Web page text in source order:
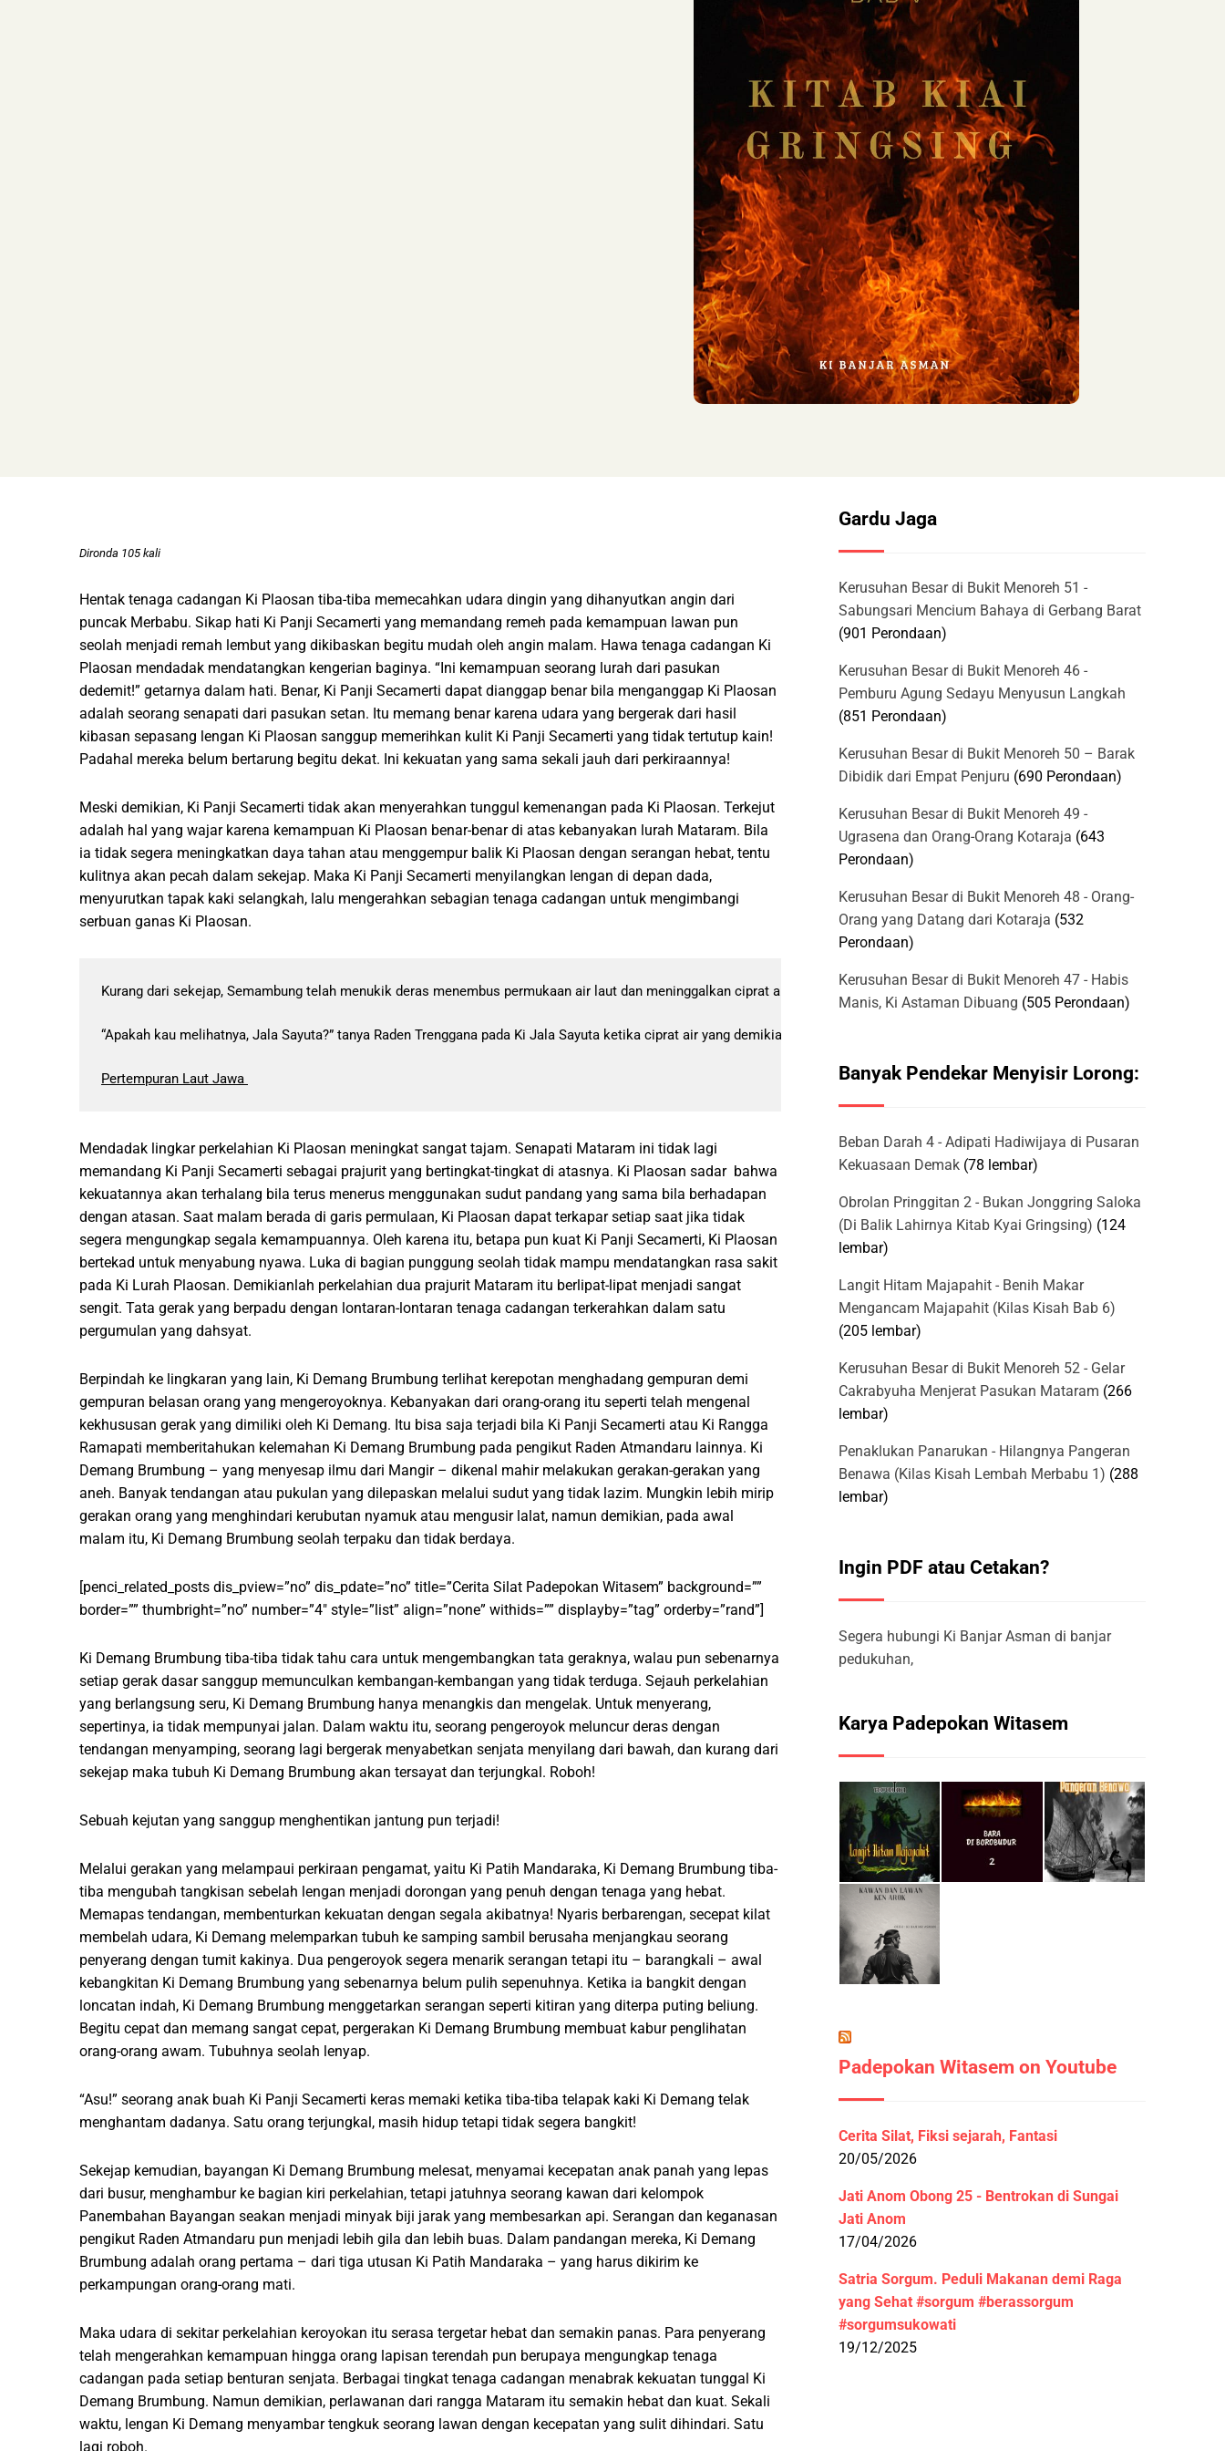
Dironda 105 kali
Hentak tenaga cadangan Ki Plaosan tiba-tiba memecahkan udara dingin yang dihanyutkan angin dari
puncak Merbabu. Sikap hati Ki Panji Secamerti yang memandang remeh pada kemampuan lawan pun
seolah menjadi remah lembut yang dikibaskan begitu mudah oleh angin malam. Hawa tenaga cadangan Ki
Plaosan mendadak mendatangkan kengerian baginya. “Ini kemampuan seorang lurah dari pasukan
dedemit!” getarnya dalam hati. Benar, Ki Panji Secamerti dapat dianggap benar bila menganggap Ki Plaosan
adalah seorang senapati dari pasukan setan. Itu memang benar karena udara yang bergerak dari hasil
kibasan sepasang lengan Ki Plaosan sanggup memerihkan kulit Ki Panji Secamerti yang tidak tertutup kain!
Padahal mereka belum bertarung begitu dekat. Ini kekuatan yang sama sekali jauh dari perkiraannya!
Meski demikian, Ki Panji Secamerti tidak akan menyerahkan tunggul kemenangan pada Ki Plaosan. Terkejut
adalah hal yang wajar karena kemampuan Ki Plaosan benar-benar di atas kebanyakan lurah Mataram. Bila
ia tidak segera meningkatkan daya tahan atau menggempur balik Ki Plaosan dengan serangan hebat, tentu
kulitnya akan pecah dalam sekejap. Maka Ki Panji Secamerti menyilangkan lengan di depan dada,
menyurutkan tapak kaki selangkah, lalu mengerahkan sebagian tenaga cadangan untuk mengimbangi
serbuan ganas Ki Plaosan.
Kurang dari sekejap, Semambung telah menukik deras menembus permukaan air laut dan meninggalkan ciprat air setinggi pohon kelapa. Kini Semambung telah menyelam jauh di
“Apakah kau melihatnya, Jala Sayuta?” tanya Raden Trenggana pada Ki Jala Sayuta ketika ciprat air yang demikian tinggi itu tertangkap oleh penglihatannya.
Pertempuran Laut Jawa
Mendadak lingkar perkelahian Ki Plaosan meningkat sangat tajam. Senapati Mataram ini tidak lagi
memandang Ki Panji Secamerti sebagai prajurit yang bertingkat-tingkat di atasnya. Ki Plaosan sadar bahwa
kekuatannya akan terhalang bila terus menerus menggunakan sudut pandang yang sama bila berhadapan
dengan atasan. Saat malam berada di garis permulaan, Ki Plaosan dapat terkapar setiap saat jika tidak
segera mengungkap segala kemampuannya. Oleh karena itu, betapa pun kuat Ki Panji Secamerti, Ki Plaosan
bertekad untuk menyabung nyawa. Luka di bagian punggung seolah tidak mampu mendatangkan rasa sakit
pada Ki Lurah Plaosan. Demikianlah perkelahian dua prajurit Mataram itu berlipat-lipat menjadi sangat
sengit. Tata gerak yang berpadu dengan lontaran-lontaran tenaga cadangan terkerahkan dalam satu
pergumulan yang dahsyat.
Berpindah ke lingkaran yang lain, Ki Demang Brumbung terlihat kerepotan menghadang gempuran demi
gempuran belasan orang yang mengeroyoknya. Kebanyakan dari orang-orang itu seperti telah mengenal
kekhususan gerak yang dimiliki oleh Ki Demang. Itu bisa saja terjadi bila Ki Panji Secamerti atau Ki Rangga
Ramapati memberitahukan kelemahan Ki Demang Brumbung pada pengikut Raden Atmandaru lainnya. Ki
Demang Brumbung – yang menyesap ilmu dari Mangir – dikenal mahir melakukan gerakan-gerakan yang
aneh. Banyak tendangan atau pukulan yang dilepaskan melalui sudut yang tidak lazim. Mungkin lebih mirip
gerakan orang yang menghindari kerubutan nyamuk atau mengusir lalat, namun demikian, pada awal
malam itu, Ki Demang Brumbung seolah terpaku dan tidak berdaya.
[penci_related_posts dis_pview=”no” dis_pdate=”no” title=”Cerita Silat Padepokan Witasem” background=””
border=”” thumbright=”no” number=”4″ style=”list” align=”none” withids=”” displayby=”tag” orderby=”rand”]
Ki Demang Brumbung tiba-tiba tidak tahu cara untuk mengembangkan tata geraknya, walau pun sebenarnya
setiap gerak dasar sanggup memunculkan kembangan-kembangan yang tidak terduga. Sejauh perkelahian
yang berlangsung seru, Ki Demang Brumbung hanya menangkis dan mengelak. Untuk menyerang,
sepertinya, ia tidak mempunyai jalan. Dalam waktu itu, seorang pengeroyok meluncur deras dengan
tendangan menyamping, seorang lagi bergerak menyabetkan senjata menyilang dari bawah, dan kurang dari
sekejap maka tubuh Ki Demang Brumbung akan tersayat dan terjungkal. Roboh!
Sebuah kejutan yang sanggup menghentikan jantung pun terjadi!
Melalui gerakan yang melampaui perkiraan pengamat, yaitu Ki Patih Mandaraka, Ki Demang Brumbung tiba-
tiba mengubah tangkisan sebelah lengan menjadi dorongan yang penuh dengan tenaga yang hebat.
Memapas tendangan, membenturkan kekuatan dengan segala akibatnya! Nyaris berbarengan, secepat kilat
membelah udara, Ki Demang melemparkan tubuh ke samping sambil berusaha menjangkau seorang
penyerang dengan tumit kakinya. Dua pengeroyok segera menarik serangan tetapi itu – barangkali – awal
kebangkitan Ki Demang Brumbung yang sebenarnya belum pulih sepenuhnya. Ketika ia bangkit dengan
loncatan indah, Ki Demang Brumbung menggetarkan serangan seperti kitiran yang diterpa puting beliung.
Begitu cepat dan memang sangat cepat, pergerakan Ki Demang Brumbung membuat kabur penglihatan
orang-orang awam. Tubuhnya seolah lenyap.
“Asu!” seorang anak buah Ki Panji Secamerti keras memaki ketika tiba-tiba telapak kaki Ki Demang telak
menghantam dadanya. Satu orang terjungkal, masih hidup tetapi tidak segera bangkit!
Sekejap kemudian, bayangan Ki Demang Brumbung melesat, menyamai kecepatan anak panah yang lepas
dari busur, menghambur ke bagian kiri perkelahian, tetapi jatuhnya seorang kawan dari kelompok
Panembahan Bayangan seakan menjadi minyak biji jarak yang membesarkan api. Serangan dan keganasan
pengikut Raden Atmandaru pun menjadi lebih gila dan lebih buas. Dalam pandangan mereka, Ki Demang
Brumbung adalah orang pertama – dari tiga utusan Ki Patih Mandaraka – yang harus dikirim ke
perkampungan orang-orang mati.
Maka udara di sekitar perkelahian keroyokan itu serasa tergetar hebat dan semakin panas. Para penyerang
telah mengerahkan kemampuan hingga orang lapisan terendah pun berupaya mengungkap tenaga
cadangan pada setiap benturan senjata. Berbagai tingkat tenaga cadangan menabrak kekuatan tunggal Ki
Demang Brumbung. Namun demikian, perlawanan dari rangga Mataram itu semakin hebat dan kuat. Sekali
waktu, lengan Ki Demang menyambar tengkuk seorang lawan dengan kecepatan yang sulit dihindari. Satu
lagi roboh.
Gardu Jaga
Kerusuhan Besar di Bukit Menoreh 51 -
Sabungsari Mencium Bahaya di Gerbang Barat
(901 Perondaan)
Kerusuhan Besar di Bukit Menoreh 46 -
Pemburu Agung Sedayu Menyusun Langkah
(851 Perondaan)
Kerusuhan Besar di Bukit Menoreh 50 – Barak
Dibidik dari Empat Penjuru (690 Perondaan)
Kerusuhan Besar di Bukit Menoreh 49 -
Ugrasena dan Orang-Orang Kotaraja (643
Perondaan)
Kerusuhan Besar di Bukit Menoreh 48 - Orang-
Orang yang Datang dari Kotaraja (532
Perondaan)
Kerusuhan Besar di Bukit Menoreh 47 - Habis
Manis, Ki Astaman Dibuang (505 Perondaan)
Banyak Pendekar Menyisir Lorong:
Beban Darah 4 - Adipati Hadiwijaya di Pusaran
Kekuasaan Demak (78 lembar)
Obrolan Pringgitan 2 - Bukan Jonggring Saloka
(Di Balik Lahirnya Kitab Kyai Gringsing) (124
lembar)
Langit Hitam Majapahit - Benih Makar
Mengancam Majapahit (Kilas Kisah Bab 6)
(205 lembar)
Kerusuhan Besar di Bukit Menoreh 52 - Gelar
Cakrabyuha Menjerat Pasukan Mataram (266
lembar)
Penaklukan Panarukan - Hilangnya Pangeran
Benawa (Kilas Kisah Lembah Merbabu 1) (288
lembar)
Ingin PDF atau Cetakan?
Segera hubungi Ki Banjar Asman di banjar
pedukuhan,
Karya Padepokan Witasem
Padepokan Witasem on Youtube
Cerita Silat, Fiksi sejarah, Fantasi
20/05/2026
Jati Anom Obong 25 - Bentrokan di Sungai
Jati Anom
17/04/2026
Satria Sorgum. Peduli Makanan demi Raga
yang Sehat #sorgum #berassorgum
#sorgumsukowati
19/12/2025